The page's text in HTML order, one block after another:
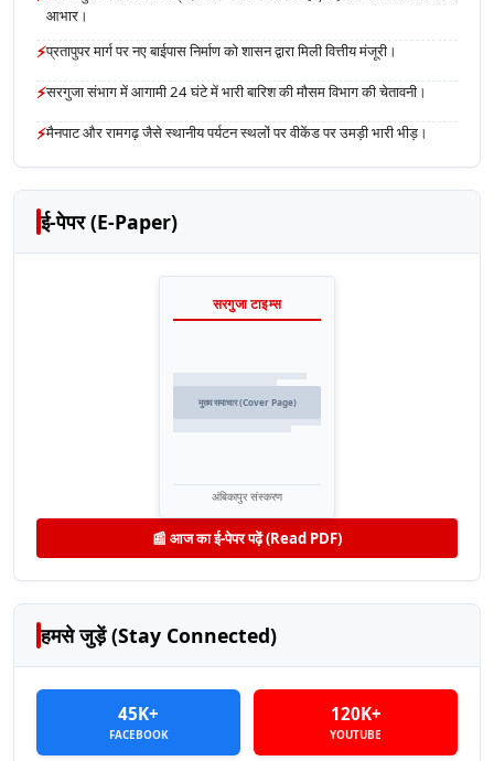
आभार।
⚡प्रतापुपर मार्ग पर नए बाईपास निर्माण को शासन द्वारा मिली वित्तीय मंजूरी।
⚡सरगुजा संभाग में आगामी 24 घंटे में भारी बारिश की मौसम विभाग की चेतावनी।
⚡मैनपाट और रामगढ़ जैसे स्थानीय पर्यटन स्थलों पर वीकेंड पर उमड़ी भारी भीड़।
ई-पेपर (E-Paper)
सरगुजा टाइम्स
मुख्य समाचार (Cover Page)
अंबिकापुर संस्करण
📰 आज का ई-पेपर पढ़ें (Read PDF)
हमसे जुड़ें (Stay Connected)
45K+
FACEBOOK
120K+
YOUTUBE